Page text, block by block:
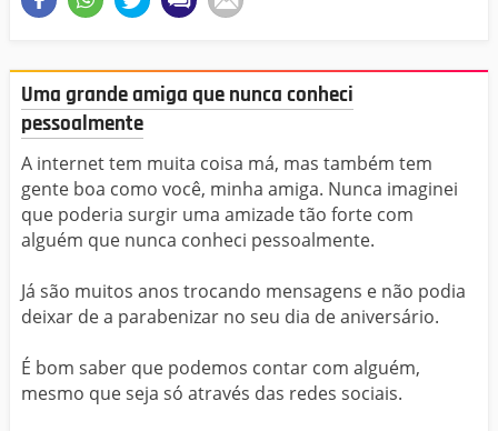
Uma grande amiga que nunca conheci
pessoalmente
A internet tem muita coisa má, mas também tem
gente boa como você, minha amiga. Nunca imaginei
que poderia surgir uma amizade tão forte com
alguém que nunca conheci pessoalmente.
Já são muitos anos trocando mensagens e não podia
deixar de a parabenizar no seu dia de aniversário.
É bom saber que podemos contar com alguém,
mesmo que seja só através das redes sociais.